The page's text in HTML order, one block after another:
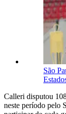
São
Calleri disputou
neste período pelo